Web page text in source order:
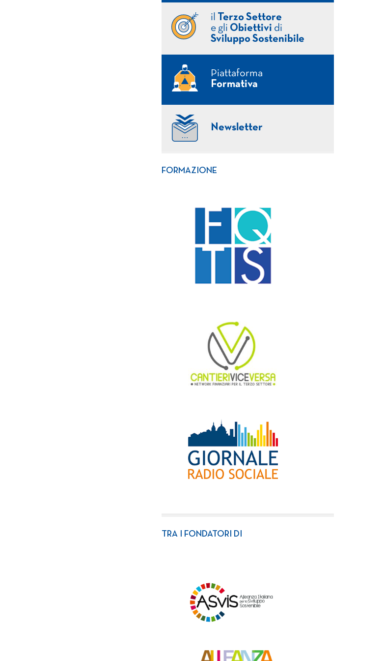
il
Terzo Settore
e gli Obiettivi di
Sviluppo Sostenibile
Piattaforma
Formativa
Newsletter
FORMAZIONE
TRA I FONDATORI DI